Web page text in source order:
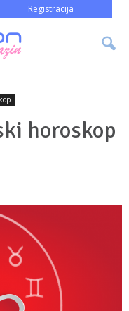
Registracija
horoskop